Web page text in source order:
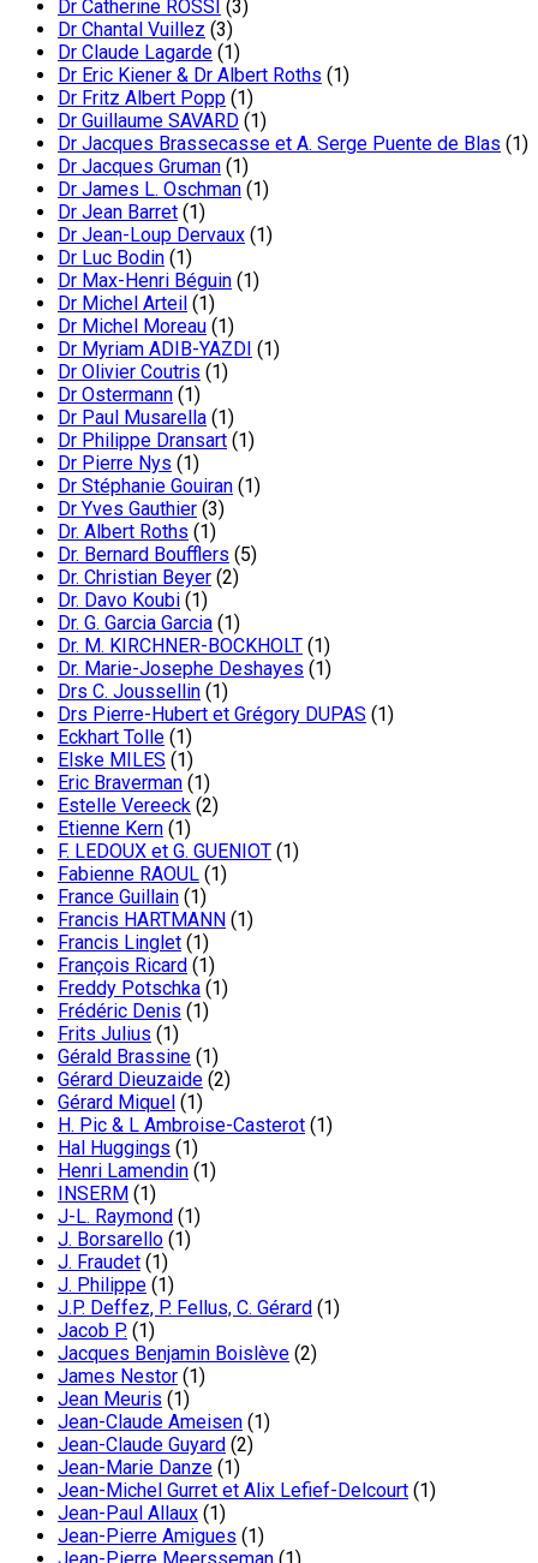
Dr Catherine ROSSI (3)
Dr Chantal Vuillez (3)
Dr Claude Lagarde (1)
Dr Eric Kiener & Dr Albert Roths (1)
Dr Fritz Albert Popp (1)
Dr Guillaume SAVARD (1)
Dr Jacques Brassecasse et A. Serge Puente de Blas (1)
Dr Jacques Gruman (1)
Dr James L. Oschman (1)
Dr Jean Barret (1)
Dr Jean-Loup Dervaux (1)
Dr Luc Bodin (1)
Dr Max-Henri Béguin (1)
Dr Michel Arteil (1)
Dr Michel Moreau (1)
Dr Myriam ADIB-YAZDI (1)
Dr Olivier Coutris (1)
Dr Ostermann (1)
Dr Paul Musarella (1)
Dr Philippe Dransart (1)
Dr Pierre Nys (1)
Dr Stéphanie Gouiran (1)
Dr Yves Gauthier (3)
Dr. Albert Roths (1)
Dr. Bernard Boufflers (5)
Dr. Christian Beyer (2)
Dr. Davo Koubi (1)
Dr. G. Garcia Garcia (1)
Dr. M. KIRCHNER-BOCKHOLT (1)
Dr. Marie-Josephe Deshayes (1)
Drs C. Joussellin (1)
Drs Pierre-Hubert et Grégory DUPAS (1)
Eckhart Tolle (1)
Elske MILES (1)
Eric Braverman (1)
Estelle Vereeck (2)
Etienne Kern (1)
F. LEDOUX et G. GUENIOT (1)
Fabienne RAOUL (1)
France Guillain (1)
Francis HARTMANN (1)
Francis Linglet (1)
François Ricard (1)
Freddy Potschka (1)
Frédéric Denis (1)
Frits Julius (1)
Gérald Brassine (1)
Gérard Dieuzaide (2)
Gérard Miquel (1)
H. Pic & L Ambroise-Casterot (1)
Hal Huggings (1)
Henri Lamendin (1)
INSERM (1)
J-L. Raymond (1)
J. Borsarello (1)
J. Fraudet (1)
J. Philippe (1)
J.P. Deffez, P. Fellus, C. Gérard (1)
Jacob P. (1)
Jacques Benjamin Boislève (2)
James Nestor (1)
Jean Meuris (1)
Jean-Claude Ameisen (1)
Jean-Claude Guyard (2)
Jean-Marie Danze (1)
Jean-Michel Gurret et Alix Lefief-Delcourt (1)
Jean-Paul Allaux (1)
Jean-Pierre Amigues (1)